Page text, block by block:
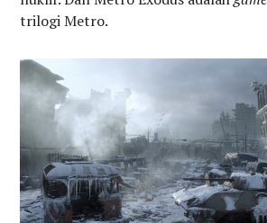
trilogi Metro.